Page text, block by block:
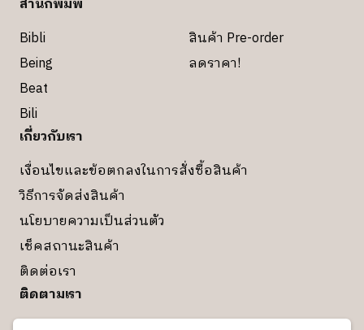
สำนักพิมพ์
Bibli
Being
Beat
Bili
สินค้า Pre-order
ลดราคา!
เกี่ยวกับเรา
เงื่อนไขและข้อตกลงในการสั่งซื้อสินค้า
วิธีการจัดส่งสินค้า
นโยบายความเป็นส่วนตัว
เช็คสถานะสินค้า
ติดต่อเรา
ติดตามเรา